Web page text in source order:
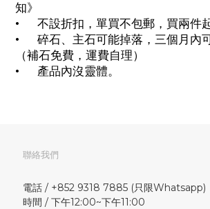
知》
•
不設折扣，單買不包郵，買兩件
•
碎石、主石可能掉落，三個月內
（補石免費，運費自理）
•
產品內沒靈體。
聯絡我們
電話 / +852 9318 7885 (只限Whatsapp)
時間 / 下午12:00~下午11:00